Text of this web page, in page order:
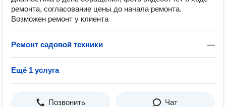
ремонта, согласование цены до начала ремонта.
Возможен ремонт у клиента
Ремонт садовой техники —
Ещё 1 услуга
Позвонить Чат